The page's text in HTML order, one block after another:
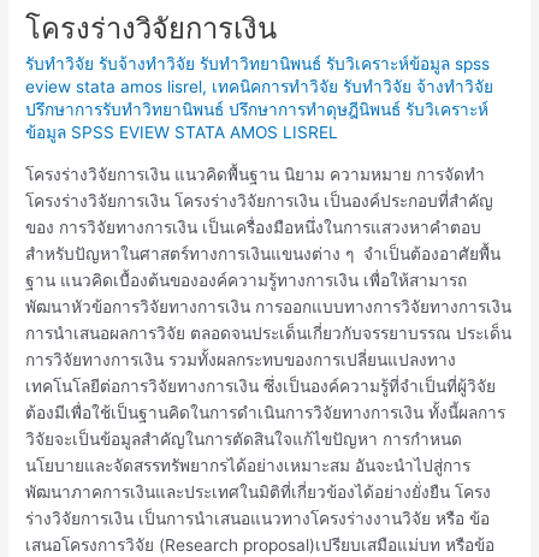
โครงร่างวิจัยการเงิน
รับทำวิจัย รับจ้างทำวิจัย รับทำวิทยานิพนธ์ รับวิเคราะห์ข้อมูล spss
eview stata amos lisrel, เทคนิคการทำวิจัย รับทำวิจัย จ้างทำวิจัย
ปรึกษาการรับทำวิทยานิพนธ์ ปรึกษาการทำดุษฎีนิพนธ์ รับวิเคราะห์
ข้อมูล SPSS EVIEW STATA AMOS LISREL
โครงร่างวิจัยการเงิน แนวคิดพื้นฐาน นิยาม ความหมาย การจัดทำ
โครงร่างวิจัยการเงิน โครงร่างวิจัยการเงิน เป็นองค์ประกอบที่สำคัญ
ของ การวิจัยทางการเงิน เป็นเครื่องมือหนึ่งในการแสวงหาคำตอบ
สำหรับปัญหาในศาสตร์ทางการเงินแขนงต่าง ๆ จำเป็นต้องอาศัยพื้น
ฐาน แนวคิดเบื้องต้นขององค์ความรู้ทางการเงิน เพื่อให้สามารถ
พัฒนาหัวข้อการวิจัยทางการเงิน การออกแบบทางการวิจัยทางการเงิน
การนำเสนอผลการวิจัย ตลอดจนประเด็นเกี่ยวกับจรรยาบรรณ ประเด็น
การวิจัยทางการเงิน รวมทั้งผลกระทบของการเปลี่ยนแปลงทาง
เทคโนโลยีต่อการวิจัยทางการเงิน ซึ่งเป็นองค์ความรู้ที่จำเป็นที่ผู้วิจัย
ต้องมีเพื่อใช้เป็นฐานคิดในการดำเนินการวิจัยทางการเงิน ทั้งนี้ผลการ
วิจัยจะเป็นข้อมูลสำคัญในการตัดสินใจแก้ไขปัญหา การกำหนด
นโยบายและจัดสรรทรัพยากรได้อย่างเหมาะสม อันจะนำไปสู่การ
พัฒนาภาคการเงินและประเทศในมิติที่เกี่ยวข้องได้อย่างยั่งยืน โครง
ร่างวิจัยการเงิน เป็นการนำเสนอแนวทางโครงร่างงานวิจัย หรือ ข้อ
เสนอโครงการวิจัย (Research proposal)เปรียบเสมือแม่บท หรือข้อ
โครง
วิจัย
การ
เงิน